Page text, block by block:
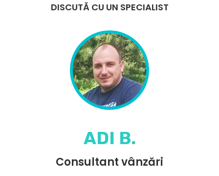
DISCUTĂ CU UN SPECIALIST
ADI B.
Consultant vânzări